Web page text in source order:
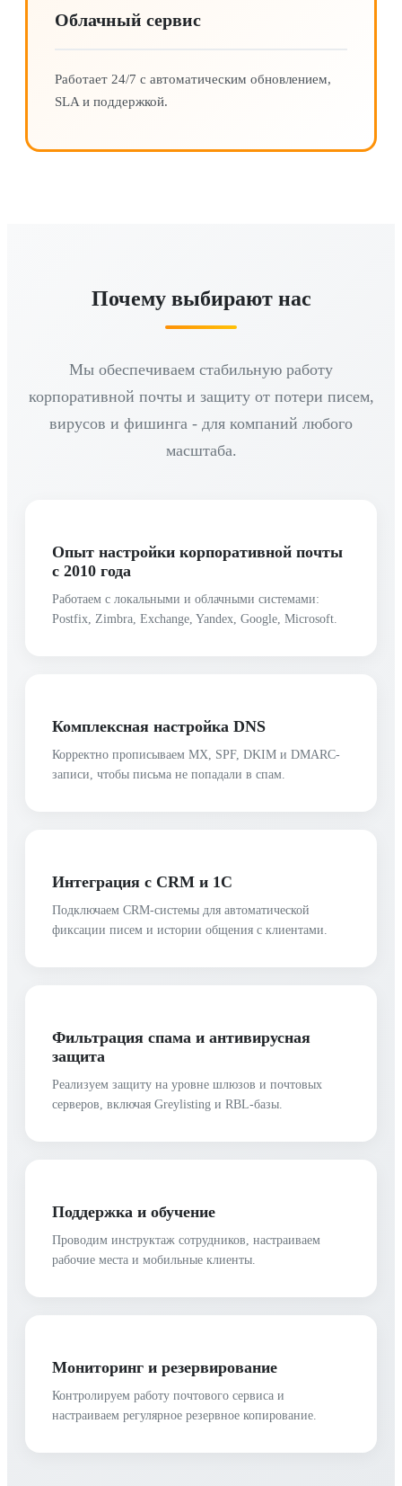
Облачный сервис
Работает 24/7 с автоматическим обновлением,
SLA и поддержкой.
Почему выбирают нас
Мы обеспечиваем стабильную работу
корпоративной почты и защиту от потери писем,
вирусов и фишинга - для компаний любого
масштаба.
Опыт настройки корпоративной почты
с 2010 года
Работаем с локальными и облачными системами:
Postfix, Zimbra, Exchange, Yandex, Google, Microsoft.
Комплексная настройка DNS
Корректно прописываем MX, SPF, DKIM и DMARC-
записи, чтобы письма не попадали в спам.
Интеграция с CRM и 1С
Подключаем CRM-системы для автоматической
фиксации писем и истории общения с клиентами.
Фильтрация спама и антивирусная
защита
Реализуем защиту на уровне шлюзов и почтовых
серверов, включая Greylisting и RBL-базы.
Поддержка и обучение
Проводим инструктаж сотрудников, настраиваем
рабочие места и мобильные клиенты.
Мониторинг и резервирование
Контролируем работу почтового сервиса и
настраиваем регулярное резервное копирование.